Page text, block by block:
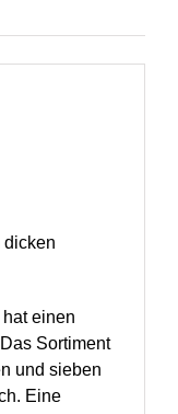
dicken
einen
Sortiment
und sieben
Eine